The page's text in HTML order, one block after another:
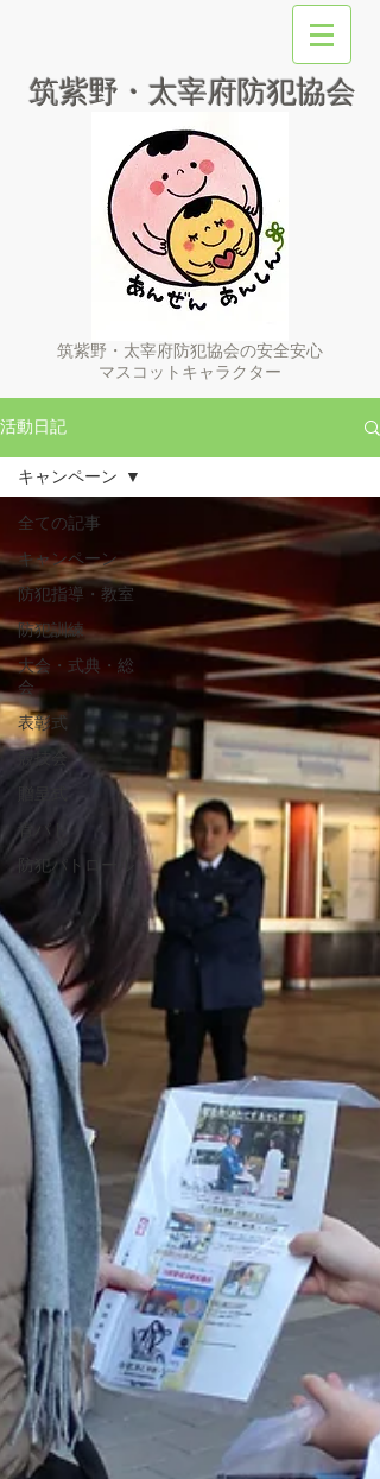
筑紫野・太宰府防犯協会
筑紫野・太宰府防犯協会の安全安心
マスコットキャラクター
活動日記
全ての記事
キャンペーン
防犯指導・教室
防犯訓練
大会・式典・総
会
表彰式
競技会
青パト
防犯パトロール
キャンペーン